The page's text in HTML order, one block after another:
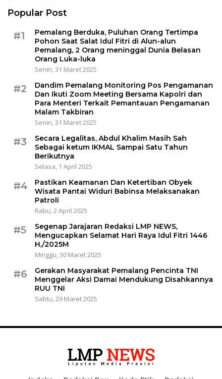
Popular Post
#1
Pemalang Berduka, Puluhan Orang Tertimpa
Pohon Saat Salat Idul Fitri di Alun-alun
Pemalang, 2 Orang meninggal Dunia Belasan
Orang Luka-luka
Senin, 31 Maret 2025
#2
Dandim Pemalang Monitoring Pos Pengamanan
Dan Ikuti Zoom Meeting Bersama Kapolri dan
Para Menteri Terkait Pemantauan Pengamanan
Malam Takbiran
Senin, 31 Maret 2025
#3
Secara Legalitas, Abdul Khalim Masih Sah
Sebagai ketum IKMAL Sampai Satu Tahun
Berikutnya
Selasa, 1 April 2025
#4
Pastikan Keamanan Dan Ketertiban Obyek
Wisata Pantai Widuri Babinsa Melaksanakan
Patroli
Rabu, 2 April 2025
#5
Segenap Jarajaran Redaksi LMP NEWS,
Mengucapkan Selamat Hari Raya Idul Fitri 1446
H,/2025M
Minggu, 30 Maret 2025
#6
Gerakan Masyarakat Pemalang Pencinta TNI
Menggelar Aksi Damai Mendukung Disahkannya
RUU TNI
Sabtu, 29 Maret 2025